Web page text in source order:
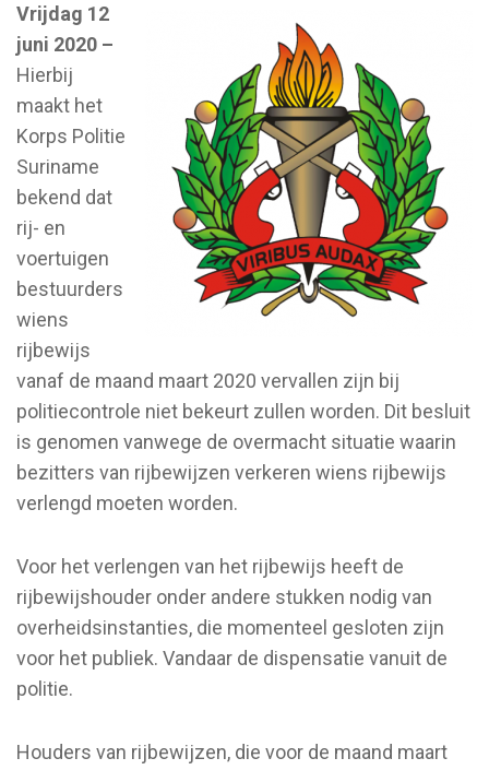
Vrijdag 12
juni 2020 –
Hierbij
maakt het
Korps Politie
Suriname
bekend dat
rij- en
voertuigen
bestuurders
wiens
rijbewijs
vanaf de maand maart 2020 vervallen zijn bij
politiecontrole niet bekeurt zullen worden. Dit besluit
is genomen vanwege de overmacht situatie waarin
bezitters van rijbewijzen verkeren wiens rijbewijs
verlengd moeten worden.
Voor het verlengen van het rijbewijs heeft de
rijbewijshouder onder andere stukken nodig van
overheidsinstanties, die momenteel gesloten zijn
voor het publiek. Vandaar de dispensatie vanuit de
politie.
Houders van rijbewijzen, die voor de maand maart